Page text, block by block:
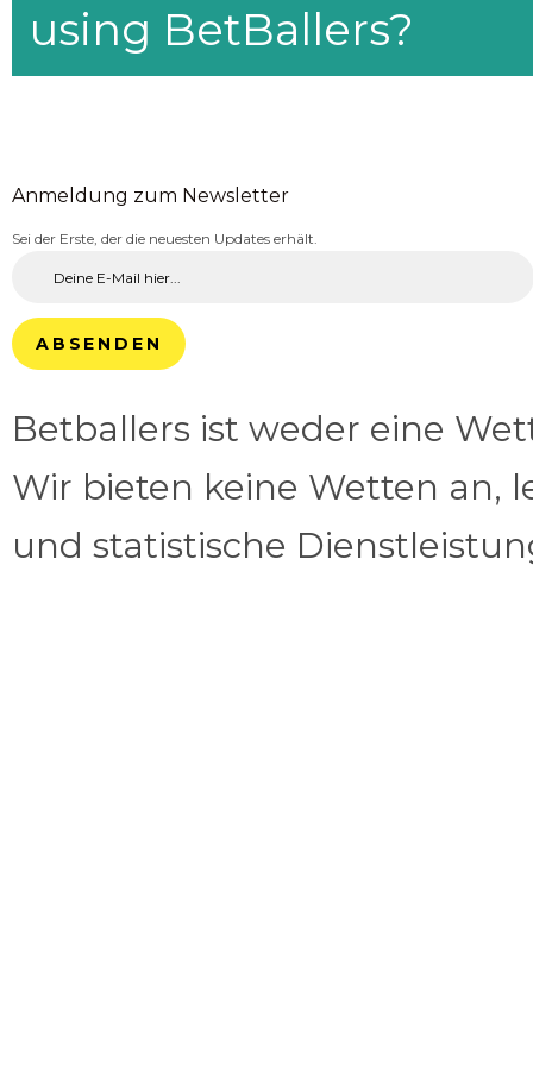
using BetBallers?
Anmeldung zum Newsletter
Sei der Erste, der die neuesten Updates erhält.
ABSENDEN
Betballers ist weder eine
Wir bieten keine Wetten an,
und statistische